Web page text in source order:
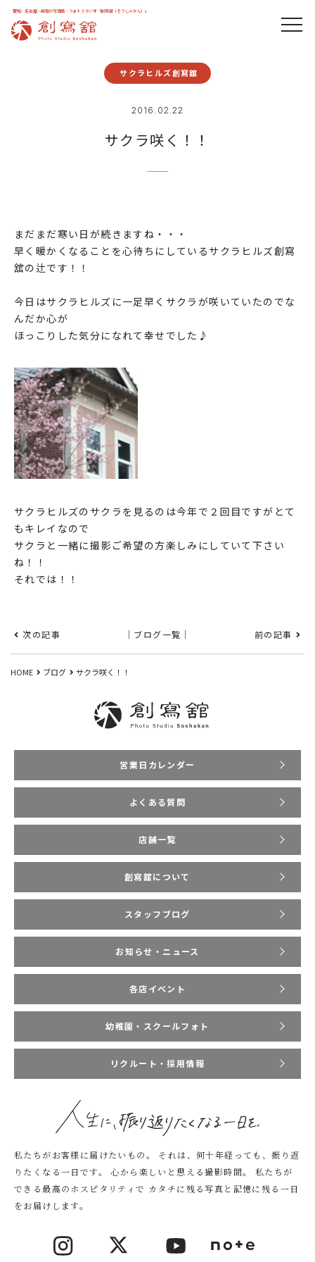
愛知・名古屋・岐阜の写真館・フォトスタジオ「創寫舘（そうしゃかん）」
サクラヒルズ創寫舘
2016.02.22
サクラ咲く！！
まだまだ寒い日が続きますね・・・
早く暖かくなることを心待ちにしているサクラヒルズ創寫
舘の辻です！！
今日はサクラヒルズに一足早くサクラが咲いていたのでな
んだか心が
ほっこりした気分になれて幸せでした♪
サクラヒルズのサクラを見るのは今年で２回目ですがとて
もキレイなので
サクラと一緒に撮影ご希望の方楽しみにしていて下さい
ね！！
それでは！！
次の記事 ｜ブログ一覧｜ 前の記事
HOME ブログ サクラ咲く！！
営業日カレンダー
よくある質問
店舗一覧
創寫舘について
スタッフブログ
お知らせ・ニュース
各店イベント
幼稚園・スクールフォト
リクルート・採用情報
私たちがお客様に届けたいもの。
それは、何十年経っても、振り返
りたくなる一日です。
心から楽しいと思える撮影時間。
私たちが
できる最高のホスピタリティで カタチに残る写真と記憶に残る一日
をお届けします。